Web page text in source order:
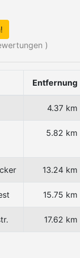
)
Entfernung
4.37 km
5.82 km
13.24 km
15.75 km
17.62 km